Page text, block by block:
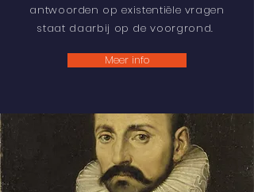
antwoorden op existentiële vragen
staat daarbij op de voorgrond.
Meer info